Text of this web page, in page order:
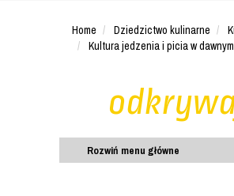
Home Dziedzictwo kulinarne
Kultura jedzenia i picia w
Rozwiń menu główne